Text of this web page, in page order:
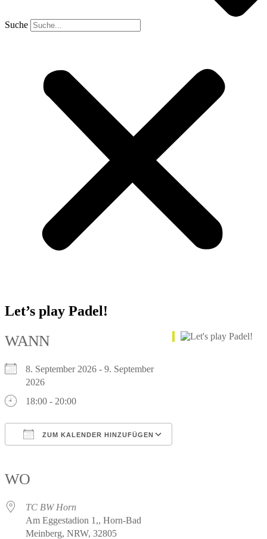
Suche
Let’s play Padel!
WANN
8. September 2026 - 9. September
2026
18:00 - 20:00
ZUM KALENDER HINZUFÜGEN
WO
TC BW Horn
Am Eggestadion 1,, Horn-Bad
Meinberg, NRW, 32805